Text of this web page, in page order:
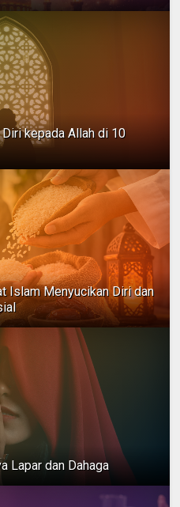
kepada Allah di 10
Islam Menyucikan Diri dan
Lapar dan Dahaga